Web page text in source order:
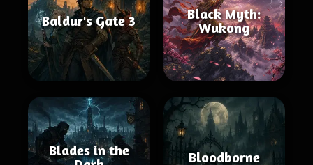
Baldur's Gate 3
Black Myth:
Wukong
Blades in the
Bloodborne